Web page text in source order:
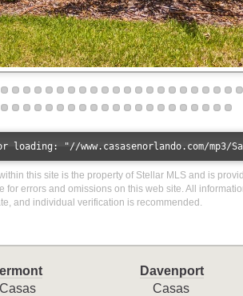
this site is the property of Stellar MLS and is
errors and omissions on this web site. All
and individual verification is recommended.
Casas
Davenport
Casas